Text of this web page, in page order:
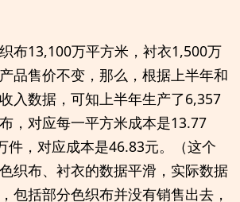
布13,100万平方米，衬衣1,500万
品售价不变，那么，根据上半年和
入数据，可知上半年生产了6,357
，对应每一平方米成本是13.77
件，对应成本是46.83元。（这个
织布、衬衣的数据平滑，实际数据
包括部分色织布并没有销售出去，